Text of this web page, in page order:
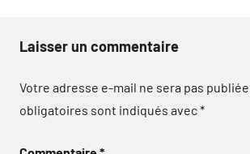
Laisser un commentaire
Votre adresse e-mail ne sera pas publiée.
obligatoires sont indiqués avec*